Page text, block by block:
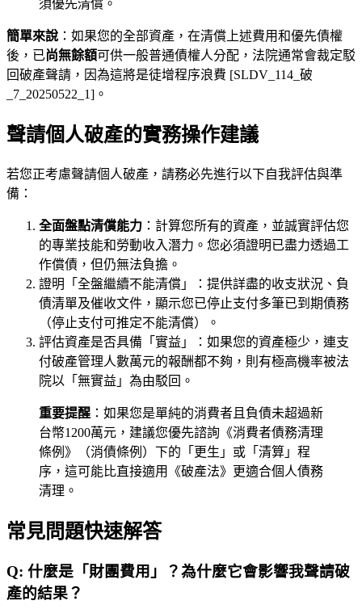
須優先清償。
簡單來說 ：如果您的全部資產，在清償上述費用和優先債權
後，已尚無餘額可供一般普通債權人分配，法院通常會裁定駁
回破產聲請，因為這將是徒增程序浪費 [SLDV_114_破
_7_20250522_1]。
聲請個人破產的實務操作建議
若您正考慮聲請個人破產，請務必先進行以下自我評估與準
備：
全面盤點清償能力 ：計算您所有的資產，並誠實評估您
的專業技能和勞動收入潛力。您必須證明已盡力透過工
作償債，但仍無法負擔。
證明「全盤繼續不能清償」：提供詳盡的收支狀況、負
債清單及催收文件，顯示您已停止支付多筆已到期債務
（停止支付可推定不能清償）。
評估資產是否具備「實益」：如果您的資產極少，連支
付破產管理人數萬元的報酬都不夠，則有極高機率被法
院以「無實益」為由駁回。
重要提醒 ：如果您是單純的消費者且負債未超過新
台幣1200萬元，建議您優先諮詢《消費者債務清理
條例》（消債條例）下的「更生」或「清算」程
序，這可能比直接適用《破產法》更適合個人債務
清理。
常見問題快速解答
Q: 什麼是「財團費用」？為什麼它會影響我聲請破
產的結果？